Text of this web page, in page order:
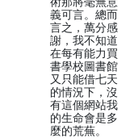
義可言。總而
言之，萬分感
謝，我不知道
在每有能力買
書學校圖書館
又只能借七天
的情況下，沒
有這個網站我
的生命會是多
麼的荒蕪。